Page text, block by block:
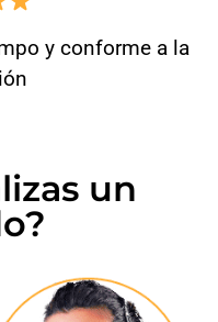
y conforme a la
un